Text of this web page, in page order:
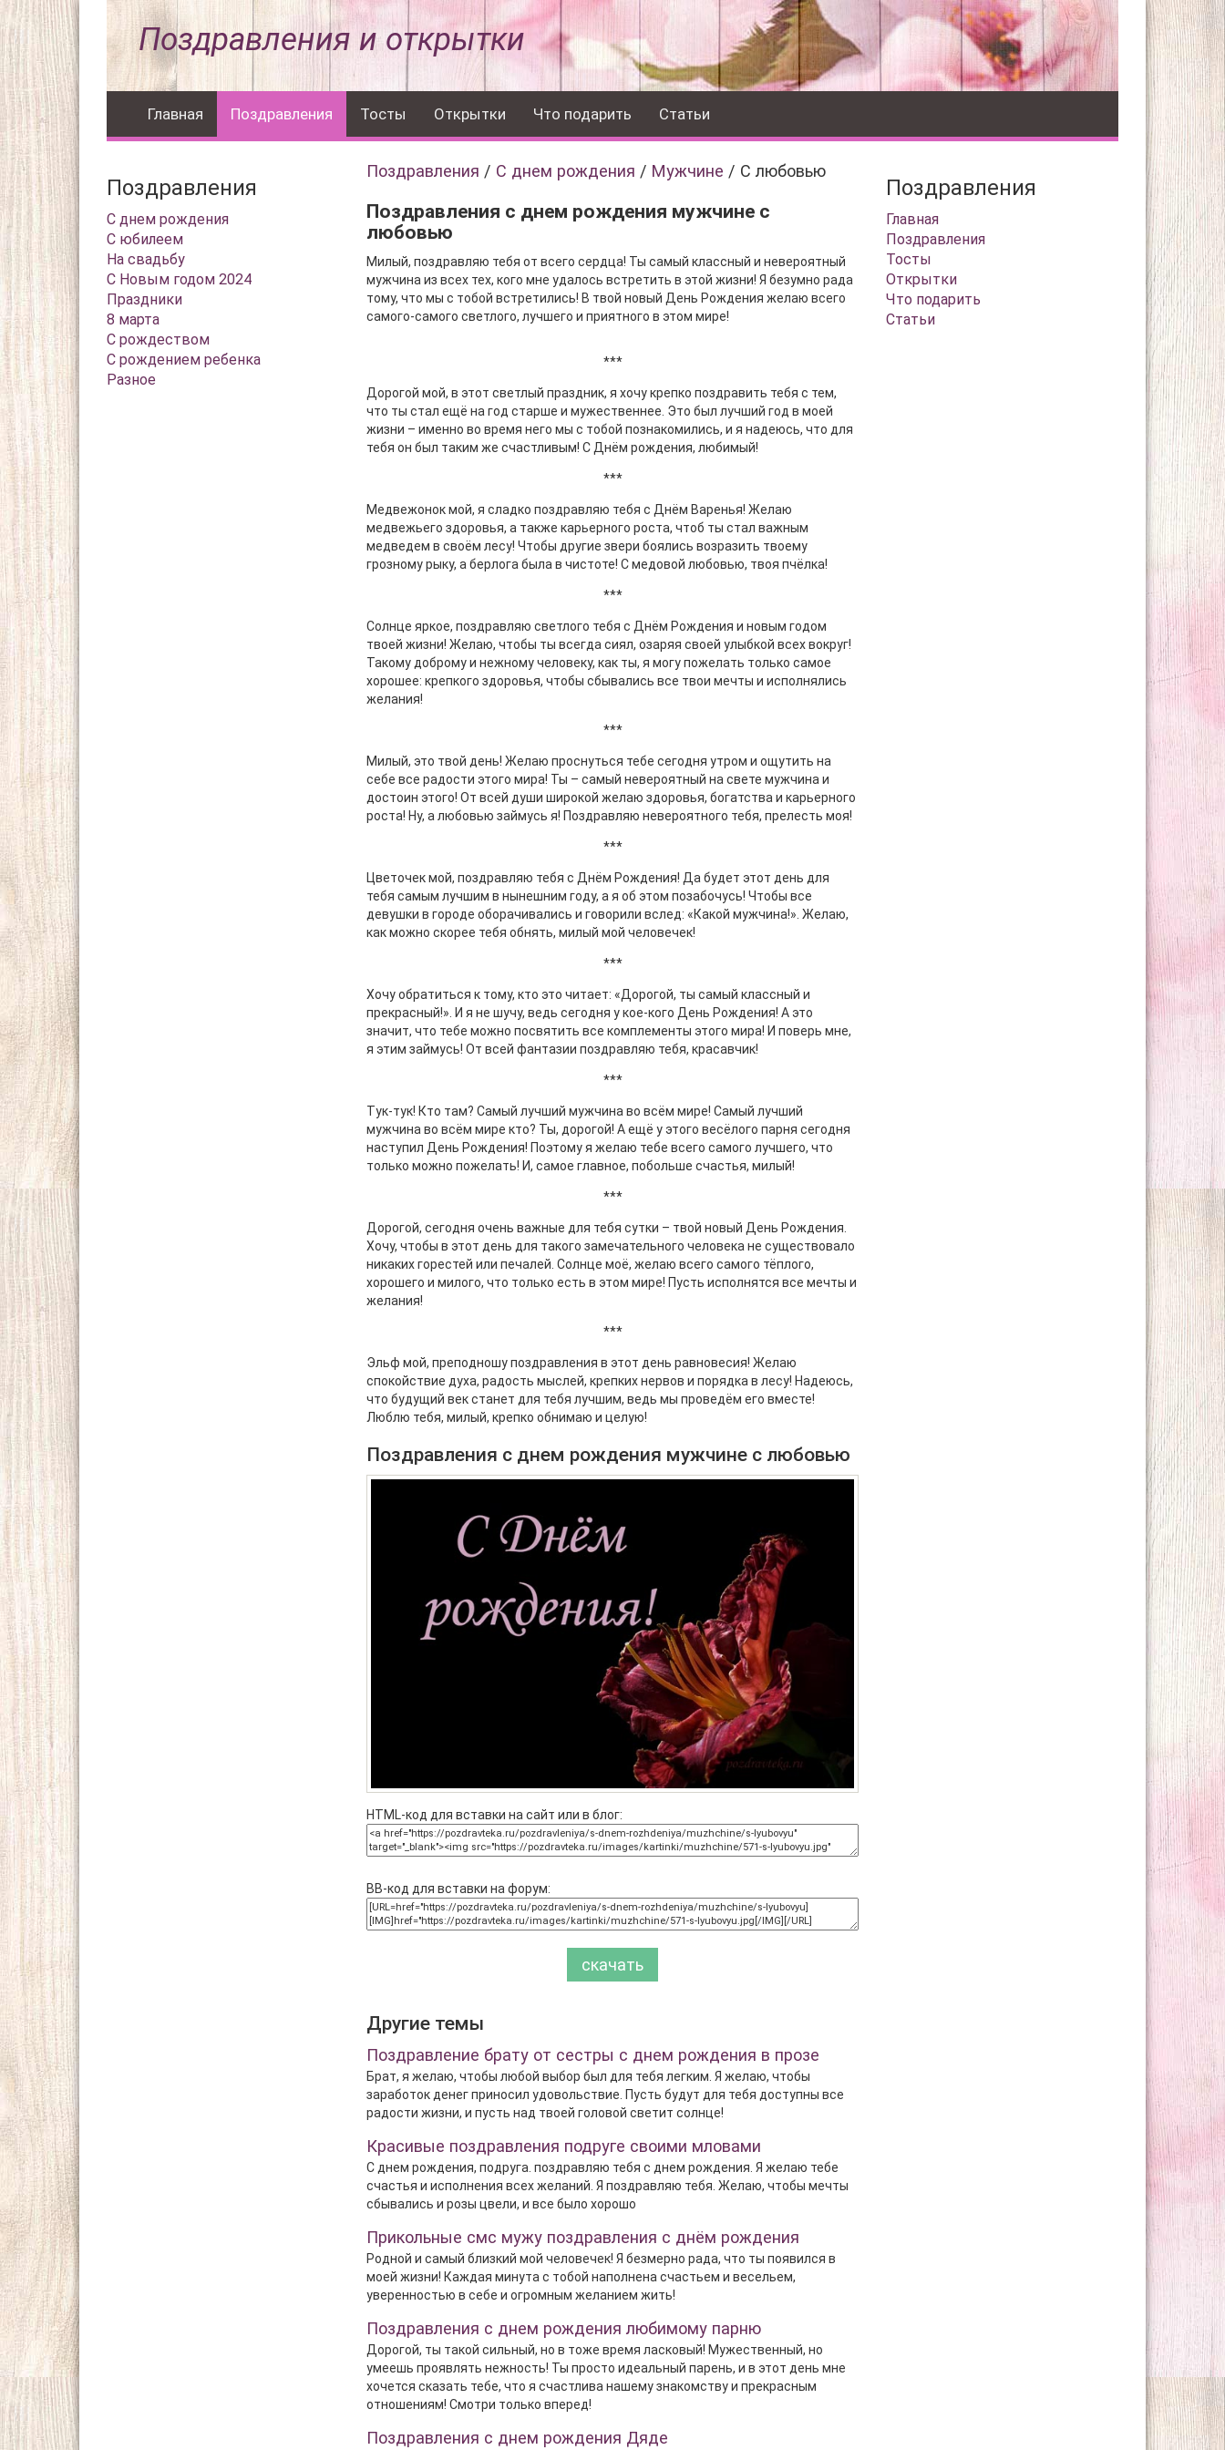
Поздравления и открытки
Главная Поздравления Тосты Открытки Что подарить Статьи
Поздравления
С днем рождения
С юбилеем
На свадьбу
С Новым годом 2024
Праздники
8 марта
С рождеством
С рождением ребенка
Разное
Поздравления / С днем рождения / Мужчине / С любовью
Поздравления с днем рождения мужчине с
любовью
Милый, поздравляю тебя от всего сердца! Ты самый классный и невероятный
мужчина из всех тех, кого мне удалось встретить в этой жизни! Я безумно рада
тому, что мы с тобой встретились! В твой новый День Рождения желаю всего
самого-самого светлого, лучшего и приятного в этом мире!
***
Дорогой мой, в этот светлый праздник, я хочу крепко поздравить тебя с тем,
что ты стал ещё на год старше и мужественнее. Это был лучший год в моей
жизни – именно во время него мы с тобой познакомились, и я надеюсь, что для
тебя он был таким же счастливым! С Днём рождения, любимый!
***
Медвежонок мой, я сладко поздравляю тебя с Днём Варенья! Желаю
медвежьего здоровья, а также карьерного роста, чтоб ты стал важным
медведем в своём лесу! Чтобы другие звери боялись возразить твоему
грозному рыку, а берлога была в чистоте! С медовой любовью, твоя пчёлка!
***
Солнце яркое, поздравляю светлого тебя с Днём Рождения и новым годом
твоей жизни! Желаю, чтобы ты всегда сиял, озаряя своей улыбкой всех вокруг!
Такому доброму и нежному человеку, как ты, я могу пожелать только самое
хорошее: крепкого здоровья, чтобы сбывались все твои мечты и исполнялись
желания!
***
Милый, это твой день! Желаю проснуться тебе сегодня утром и ощутить на
себе все радости этого мира! Ты – самый невероятный на свете мужчина и
достоин этого! От всей души широкой желаю здоровья, богатства и карьерного
роста! Ну, а любовью займусь я! Поздравляю невероятного тебя, прелесть моя!
***
Цветочек мой, поздравляю тебя с Днём Рождения! Да будет этот день для
тебя самым лучшим в нынешним году, а я об этом позабочусь! Чтобы все
девушки в городе оборачивались и говорили вслед: «Какой мужчина!». Желаю,
как можно скорее тебя обнять, милый мой человечек!
***
Хочу обратиться к тому, кто это читает: «Дорогой, ты самый классный и
прекрасный!». И я не шучу, ведь сегодня у кое-кого День Рождения! А это
значит, что тебе можно посвятить все комплементы этого мира! И поверь мне,
я этим займусь! От всей фантазии поздравляю тебя, красавчик!
***
Тук-тук! Кто там? Самый лучший мужчина во всём мире! Самый лучший
мужчина во всём мире кто? Ты, дорогой! А ещё у этого весёлого парня сегодня
наступил День Рождения! Поэтому я желаю тебе всего самого лучшего, что
только можно пожелать! И, самое главное, побольше счастья, милый!
***
Дорогой, сегодня очень важные для тебя сутки – твой новый День Рождения.
Хочу, чтобы в этот день для такого замечательного человека не существовало
никаких горестей или печалей. Солнце моё, желаю всего самого тёплого,
хорошего и милого, что только есть в этом мире! Пусть исполнятся все мечты и
желания!
***
Эльф мой, преподношу поздравления в этот день равновесия! Желаю
спокойствие духа, радость мыслей, крепких нервов и порядка в лесу! Надеюсь,
что будущий век станет для тебя лучшим, ведь мы проведём его вместе!
Люблю тебя, милый, крепко обнимаю и целую!
Поздравления с днем рождения мужчине с любовью
HTML-код для вставки на сайт или в блог:
BB-код для вставки на форум:
скачать
Другие темы
Поздравление брату от сестры с днем рождения в прозе
Брат, я желаю, чтобы любой выбор был для тебя легким. Я желаю, чтобы
заработок денег приносил удовольствие. Пусть будут для тебя доступны все
радости жизни, и пусть над твоей головой светит солнце!
Красивые поздравления подруге своими мловами
С днем рождения, подруга. поздравляю тебя с днем рождения. Я желаю тебе
счастья и исполнения всех желаний. Я поздравляю тебя. Желаю, чтобы мечты
сбывались и розы цвели, и все было хорошо
Прикольные смс мужу поздравления с днём рождения
Родной и самый близкий мой человечек! Я безмерно рада, что ты появился в
моей жизни! Каждая минута с тобой наполнена счастьем и весельем,
уверенностью в себе и огромным желанием жить!
Поздравления с днем рождения любимому парню
Дорогой, ты такой сильный, но в тоже время ласковый! Мужественный, но
умеешь проявлять нежность! Ты просто идеальный парень, и в этот день мне
хочется сказать тебе, что я счастлива нашему знакомству и прекрасным
отношениям! Смотри только вперед!
Поздравления с днем рождения Дяде
Поздравления
Главная
Поздравления
Тосты
Открытки
Что подарить
Статьи